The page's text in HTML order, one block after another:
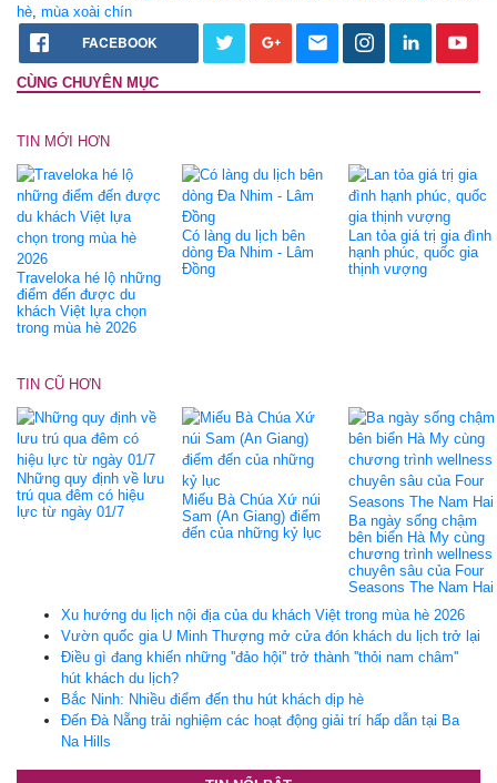
hè mùa xoài chín
FACEBOOK
CÙNG CHUYÊN MỤC
TIN MỚI HƠN
Traveloka hé lộ những
điểm đến được du
khách Việt lựa chọn
trong mùa hè 2026
Có làng du lịch bên
dòng Đa Nhim - Lâm
Đồng
Lan tỏa giá trị gia đình
hạnh phúc, quốc gia
thịnh vượng
TIN CŨ HƠN
Những quy định về lưu
trú qua đêm có hiệu
lực từ ngày 01/7
Miếu Bà Chúa Xứ núi
Sam (An Giang) điểm
đến của những kỷ lục
Ba ngày sống chậm
bên biển Hà My cùng
chương trình wellness
chuyên sâu của Four
Seasons The Nam Hai
Xu hướng du lịch nội địa của du khách Việt trong mùa hè 2026
Vườn quốc gia U Minh Thượng mở cửa đón khách du lịch trở lại
Điều gì đang khiến những ''đảo hội'' trở thành ''thỏi nam châm''
hút khách du lịch?
Bắc Ninh: Nhiều điểm đến thu hút khách dịp hè
Đến Đà Nẵng trải nghiệm các hoạt động giải trí hấp dẫn tại Ba
Na Hills